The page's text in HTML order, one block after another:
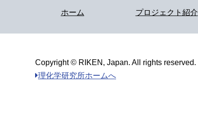
ホーム プロジェクト紹介
Copyright © RIKEN, Japan. All rights reserved.
理化学研究所ホームへ